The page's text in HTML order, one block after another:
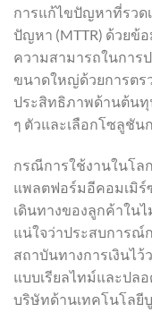
การแก้ไขปัญหาที่รวด
ปัญหา (MTTR) ด้วยข้
ความสามารถในการ
ขนาดใหญ่ด้วยการต
ประสิทธิภาพด้านต้นทุ
ๆ ตัวและเลือกโซลูชั
กรณีการใช้งานในโล
แพลตฟอร์มอีคอมเมิร์
เดินทางของลูกค้าใน
แน่ใจว่าประสบการณ์
สถาบันทางการเงินไว้
แบบเรียลไทม์และปล
บริษัทด้านเทคโนโลยี